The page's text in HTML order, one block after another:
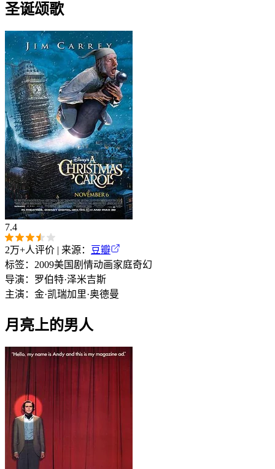
圣诞颂歌
7.4
2万+人评价 | 来源：
豆瓣
标签： 2009美国 剧情动画家庭奇幻
导演： 罗伯特·泽米吉斯
主演： 金·凯瑞加里·奥德曼
月亮上的男人